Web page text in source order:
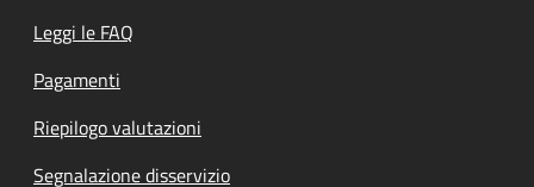
Leggi le FAQ
Pagamenti
Riepilogo valutazioni
Segnalazione disservizio